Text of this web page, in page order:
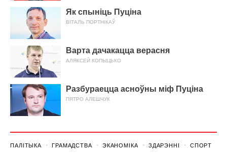
Як спыніць Пуціна
ВІТАЛЬ ПОРТНІКАЎ
Варта дачакацца верасня
АЛЯКСЕЙ КОПЫЦЬКО
Разбураецца асноўны міф Пуціна
ПЯТРО АЛЕШЧУК
ПАЛІТЫКА ГРАМАДСТВА ЭКАНОМІКА ЗДАРЭННI СПОРТ